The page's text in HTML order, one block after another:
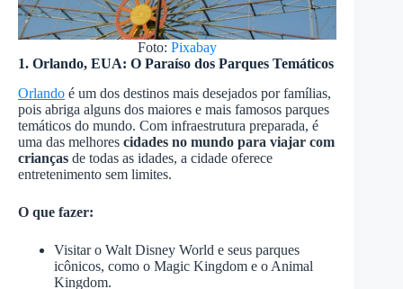
Foto:Pixabay
1. Orlando, EUA: O Paraíso dos Parques Temáticos
Orlando é um dos destinos mais desejados por famílias,
pois abriga alguns dos maiores e mais famosos parques
temáticos do mundo. Com infraestrutura preparada, é
uma das melhores cidades no mundo para viajar com
crianças de todas as idades, a cidade oferece
entretenimento sem limites.
O que fazer:
Visitar o Walt Disney World e seus parques
icônicos, como o Magic Kingdom e o Animal
Kingdom.